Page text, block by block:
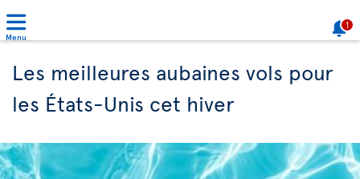
Menu
1
Les meilleures aubaines vols pour
les États-Unis cet hiver